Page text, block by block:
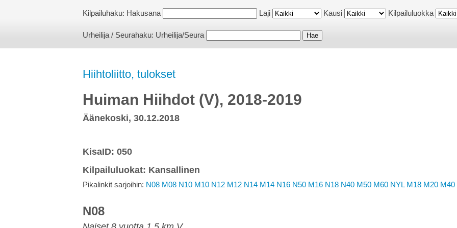
Kilpailuhaku: Hakusana Laji Kausi Kilpailuluokka
Urheilija / Seurahaku: Urheilija/Seura
Hiihtoliitto, tulokset
Huiman Hiihdot (V), 2018-2019
Äänekoski, 30.12.2018
KisaID: 050
Kilpailuluokat: Kansallinen
Pikalinkit sarjoihin: N08 M08 N10 M10 N12 M12 N14 M14 N16 N50 M16 N18 N40 M50 M60 NYL M18 M20 M40
N08